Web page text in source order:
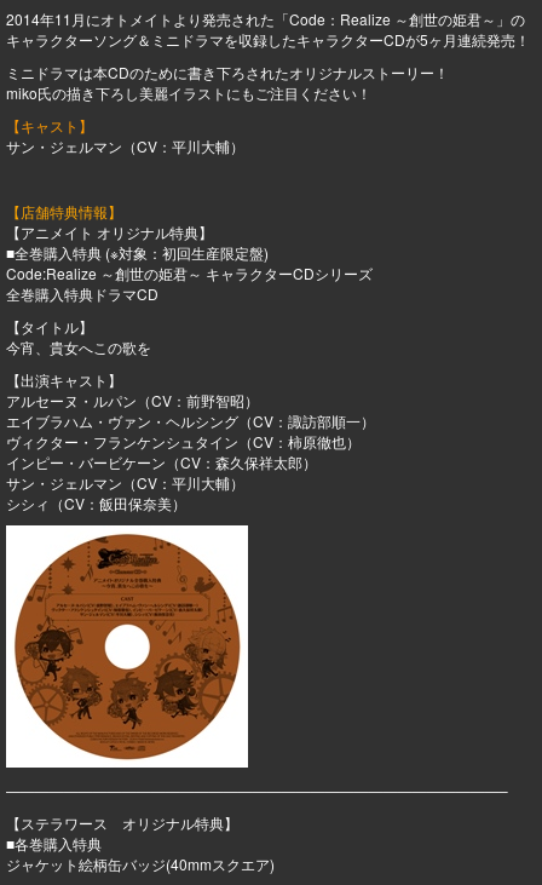
2014年11月にオトメイトより発売された「Code：Realize ～創世の姫君～」の
キャラクターソング＆ミニドラマを収録したキャラクターCDが5ヶ月連続発売！
ミニドラマは本CDのために書き下ろされたオリジナルストーリー！
miko氏の描き下ろし美麗イラストにもご注目ください！
【キャスト】
サン・ジェルマン（CV：平川大輔）
【店舗特典情報】
【アニメイト オリジナル特典】
■全巻購入特典 (※対象：初回生産限定盤)
Code:Realize ～創世の姫君～ キャラクターCDシリーズ
全巻購入特典ドラマCD
【タイトル】
今宵、貴女へこの歌を
【出演キャスト】
アルセーヌ・ルパン（CV：前野智昭）
エイブラハム・ヴァン・ヘルシング（CV：諏訪部順一）
ヴィクター・フランケンシュタイン（CV：柿原徹也）
インピー・バービケーン（CV：森久保祥太郎）
サン・ジェルマン（CV：平川大輔）
シシィ（CV：飯田保奈美）
——————————————————————————————————–
【ステラワース オリジナル特典】
■各巻購入特典
ジャケット絵柄缶バッジ(40mmスクエア)